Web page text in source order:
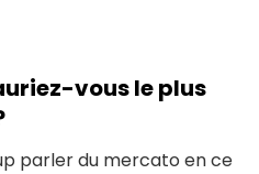
vous le plus
parler du mercato en ce